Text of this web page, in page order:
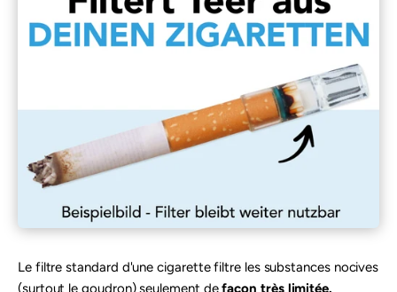
Le filtre standard d'une cigarette filtre les substances nocives
(surtout le goudron) seulement defaçon très limitée.